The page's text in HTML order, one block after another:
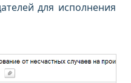
для исполнения